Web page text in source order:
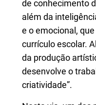
de conhecimento
além da
e o emocional,
currículo escolar.
da produção
desenvolve o
criatividade”.